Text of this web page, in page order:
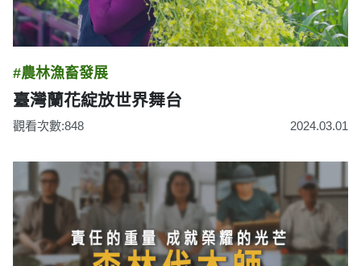
#農林漁畜發展
臺灣蘭花綻放世界舞台
觀看次數:848 2024.03.01